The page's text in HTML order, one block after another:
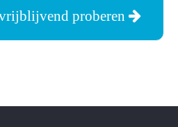
proberen